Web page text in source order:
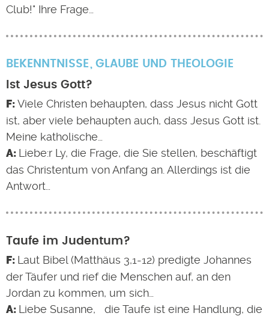
Club!" Ihre Frage…
BEKENNTNISSE
GLAUBE UND THEOLOGIE
Ist Jesus Gott?
Viele Christen behaupten, dass Jesus nicht Gott
ist, aber viele behaupten auch, dass Jesus Gott ist.
Meine katholische…
Liebe:r Ly, die Frage, die Sie stellen, beschäftigt
das Christentum von Anfang an. Allerdings ist die
Antwort…
Taufe im Judentum?
Laut Bibel (Matthäus 3,1-12) predigte Johannes
der Täufer und rief die Menschen auf, an den
Jordan zu kommen, um sich…
Liebe Susanne, die Taufe ist eine Handlung, die